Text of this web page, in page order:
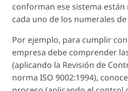
conforman ese sistema
cada uno de los numerales
Por ejemplo, para cumplir
empresa debe comprender
(aplicando la Revisión de
norma ISO 9002:1994),